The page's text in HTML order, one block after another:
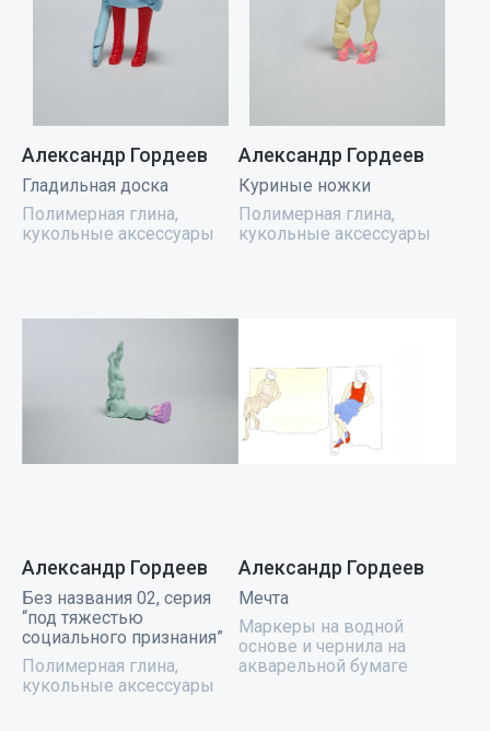
Александр Гордеев
Гладильная доска
Полимерная глина,
кукольные аксессуары
Александр Гордеев
Куриные ножки
Полимерная глина,
кукольные аксессуары
Александр Гордеев
Без названия 02, серия
“под тяжестью
социального признания”
Полимерная глина,
кукольные аксессуары
Александр Гордеев
Мечта
Маркеры на водной
основе и чернила на
акварельной бумаге